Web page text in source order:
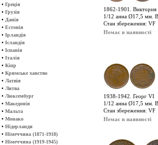
• Греція
• Грузія
• Данія
• Естонія
• Ірландія
• Ісландія
• Іспанія
• Італія
• Кіпр
• Кримське ханство
• Латвія
• Литва
• Люксембург
• Македонія
• Мальта
• Монако
• Нідерланди
• Німеччина (1871-1918)
• Німеччина (1919-1945)
1862-1901. Виктория
1/12 анна Ø17,5 мм.
Стан збереження: VF
Немає в наявності
1938-1942. Георг VI
1/12 анна Ø17,5 мм.
Стан збереження: VF
Немає в наявності